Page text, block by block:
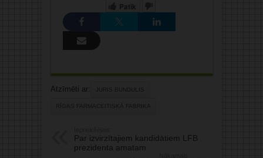
Patīk
Atzīmēti ar: JURIS BUNDULIS
RĪGAS FARMACEITISKĀ FABRIKA
Par izvirzītajiem kandidātiem LFB
prezidenta amatam